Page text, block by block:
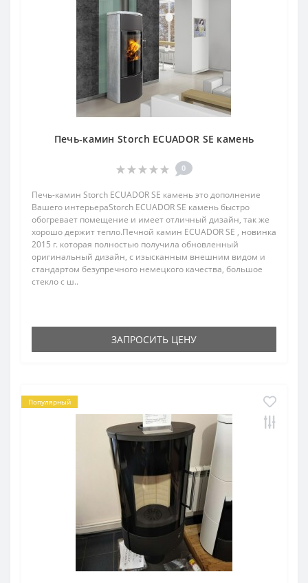
Печь-камин Storch ECUADOR SE камень
0
Печь-камин Storch ECUADOR SE камень это дополнение
Вашего интерьераStorch ECUADOR SE камень быстро
обогревает помещение и имеет отличный дизайн, так же
хорошо держит тепло.Печной камин ECUADOR SE , новинка
2015 г. которая полностью получила обновленный
оригинальный дизайн, с изысканным внешним видом и
стандартом безупречного немецкого качества, большое
стекло с ш..
ЗАПРОСИТЬ ЦЕНУ
Популярный